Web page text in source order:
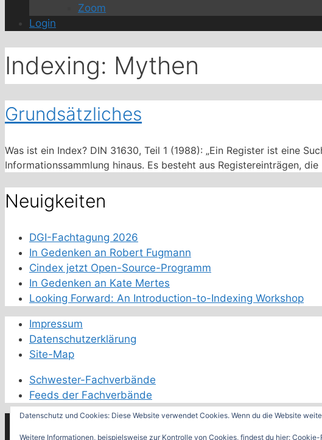
Zoom
Login
Indexing: Mythen
Grundsätzliches
Was ist ein Index? DIN 31630, Teil 1 (1988): „Ein Register ist eine
Informationssammlung hinaus. Es besteht aus Registereinträgen,
Neuigkeiten
DGI-Fachtagung 2026
In Gedenken an Robert Fugmann
Cindex jetzt Open-Source-Programm
In Gedenken an Kate Mertes
Looking Forward: An Introduction-to-Indexing Workshop
Impressum
Datenschutzerklärung
Site-Map
Schwester-Fachverbände
Feeds der Fachverbände
© 2026 Deutsches Netzwerk der Indexer • Erstellt mit
Datenschutz und Cookies: Diese Website verwendet Cookies. Wenn du die Website
Weitere Informationen, beispielsweise zur Kontrolle von Cookies, findest du hier: Cookie-